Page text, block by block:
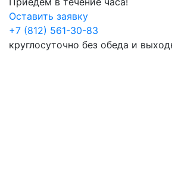
Оставить заявку
+7 (812) 561-30-83
круглосуточно без обеда и